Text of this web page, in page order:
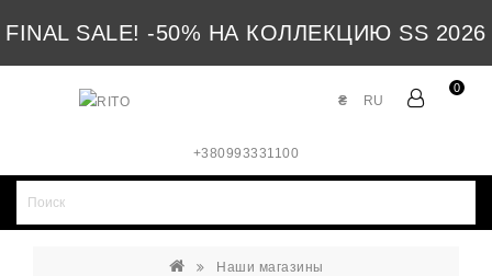
FINAL SALE! -50% НА КОЛЛЕКЦИЮ SS 2026
0
RU
₴
+380993331100
Наши магазины